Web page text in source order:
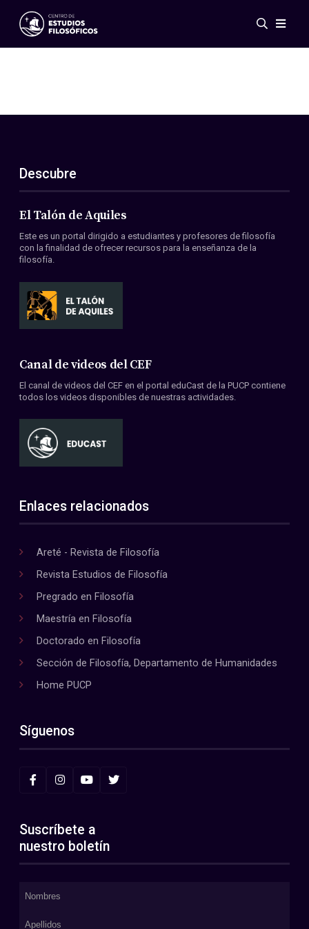
Eventos
ES
EN
Acerca de nosotros
Miembros
Convenios
Descubre
El Talón de Aquiles
Este es un portal dirigido a estudiantes y profesores de filosofía
con la finalidad de ofrecer recursos para la enseñanza de la
filosofía.
Canal de videos del CEF
El canal de videos del CEF en el portal eduCast de la PUCP contiene
todos los videos disponibles de nuestras actividades.
Enlaces relacionados
Areté - Revista de Filosofía
Revista Estudios de Filosofía
Pregrado en Filosofía
Maestría en Filosofía
Doctorado en Filosofía
Sección de Filosofía, Departamento de Humanidades
Home PUCP
Síguenos
Suscríbete a
nuestro boletín